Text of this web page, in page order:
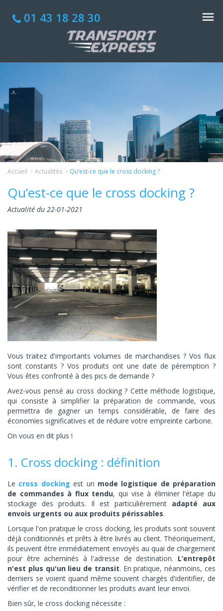
01 43 18 28 30
Accueil Actualités Qu’est-ce que le cross docking ?
Qu’est-ce que le cross docking ?
Actualité du 22-01-2021
Vous traitez d'importants volumes de marchandises ? Vos flux
sont constants ? Vos produits ont une date de péremption ?
Vous êtes confronté à des pics de demande ?
Avez-vous pensé au cross docking ? Cette méthode logistique,
qui consiste à simplifier la préparation de commande, vous
permettra de gagner un temps considérable, de faire des
économies significatives et de réduire votre empreinte carbone.
On vous en dit plus !
1. Cross docking : définition
Le cross docking est un mode logistique de préparation
de commandes à flux tendu, qui vise à éliminer l'étape du
stockage des produits. Il est particulièrement adapté aux
envois urgents ou aux produits périssables.
Lorsque l'on pratique le cross docking, les produits sont souvent
déjà conditionnés et prêts à être livrés au client. Théoriquement,
ils peuvent être immédiatement envoyés au quai de chargement
pour être acheminés à l'adresse de destination. L’entrepôt
n'est plus qu'un lieu de transit. En pratique, néanmoins, ces
derniers se voient quand même souvent chargés d'identifier, de
vérifier et de reconditionner les produits avant leur envoi.
Bien sûr, le cross docking nécessite :